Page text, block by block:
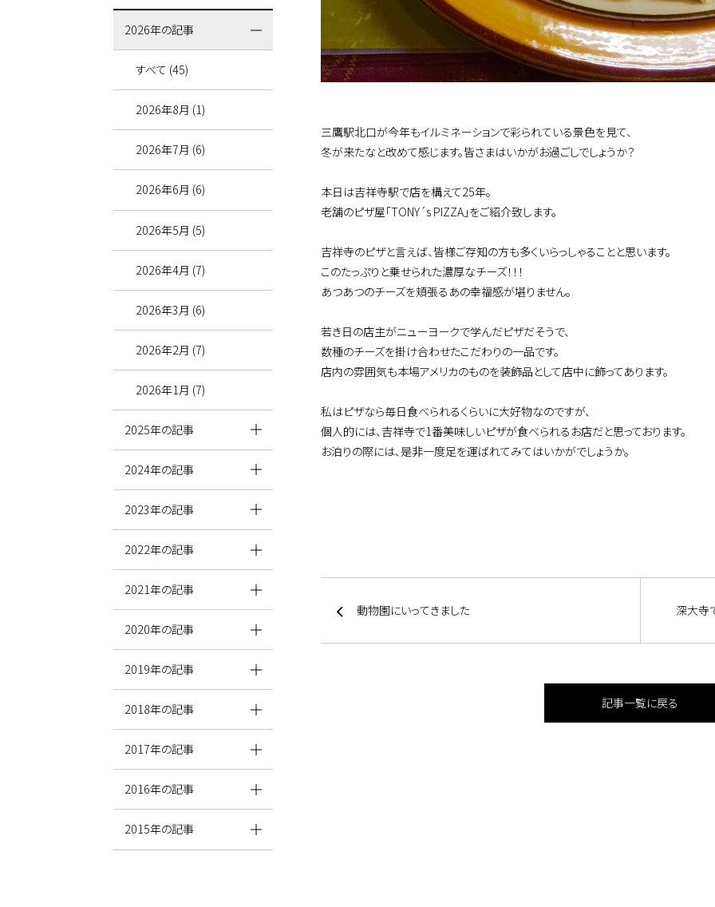
三鷹駅北口が今年もイルミネーションで彩られている景色を見て、
冬が来たなと改めて感じます。皆さまはいかがお過ごしでしょうか？
本日は吉祥寺駅で店を構えて25年。
老舗のピザ屋｢TONY´s PIZZA｣をご紹介致します。
吉祥寺のピザと言えば、皆様ご存知の方も多くいらっしゃることと思います。
このたっぷりと乗せられた濃厚なチーズ！！！
あつあつのチーズを頬張るあの幸福感が堪りません。
若き日の店主がニューヨークで学んだピザだそうで、
数種のチーズを掛け合わせたこだわりの一品です。
店内の雰囲気も本場アメリカのものを装飾品として店中に飾ってあります。
私はピザなら毎日食べられるくらいに大好物なのですが、
個人的には、吉祥寺で1番美味しいピザが食べられるお店だと思っております。
お泊りの際には、是非一度足を運ばれてみてはいかがでしょうか。
動物園にいってきました 深大寺
記事一覧に戻る
2026年の記事
すべて (45)
2026年8月 (1)
2026年7月 (6)
2026年6月 (6)
2026年5月 (5)
2026年4月 (7)
2026年3月 (6)
2026年2月 (7)
2026年1月 (7)
2025年の記事
2024年の記事
2023年の記事
2022年の記事
2021年の記事
2020年の記事
2019年の記事
2018年の記事
2017年の記事
2016年の記事
2015年の記事